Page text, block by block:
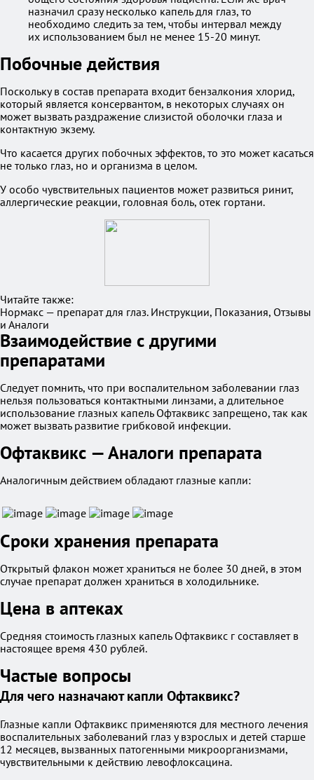
назначил сразу несколько капель для глаз, то
необходимо следить за тем, чтобы интервал между
их использованием был не менее 15-20 минут.
Побочные действия
Поскольку в состав препарата входит бензалкония хлорид,
который является консервантом, в некоторых случаях он
может вызвать раздражение слизистой оболочки глаза и
контактную экзему.
Что касается других побочных эффектов, то это может касаться
не только глаз, но и организма в целом.
У особо чувствительных пациентов может развиться ринит,
аллергические реакции, головная боль, отек гортани.
Читайте также:
Нормакс — препарат для глаз. Инструкции, Показания, Отзывы
и Аналоги
Взаимодействие с другими
препаратами
Следует помнить, что при воспалительном заболевании глаз
нельзя пользоваться контактными линзами, а длительное
использование глазных капель Офтаквикс запрещено, так как
может вызвать развитие грибковой инфекции.
Офтаквикс — Аналоги препарата
Аналогичным действием обладают глазные капли:
Сроки хранения препарата
Открытый флакон может храниться не более 30 дней, в этом
случае препарат должен храниться в холодильнике.
Цена в аптеках
Средняя стоимость глазных капель Офтаквикс г составляет в
настоящее время 430 рублей.
Частые вопросы
Для чего назначают капли Офтаквикс?
Глазные капли Офтаквикс применяются для местного лечения
воспалительных заболеваний глаз у взрослых и детей старше
12 месяцев, вызванных патогенными микроорганизмами,
чувствительными к действию левофлоксацина.